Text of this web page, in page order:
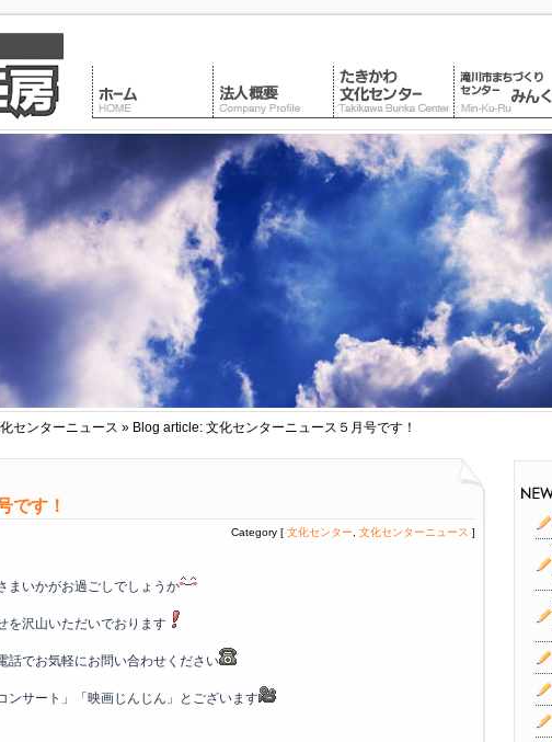
センターニュース » Blog article: 文化センターニュース５月号です！
です！
Category [ 文化センター 文化センターニュース ]
まいかがお過ごしでしょうか
を沢山いただいでおります
話でお気軽にお問い合わせください
ンサート」「映画じんじん」とございます